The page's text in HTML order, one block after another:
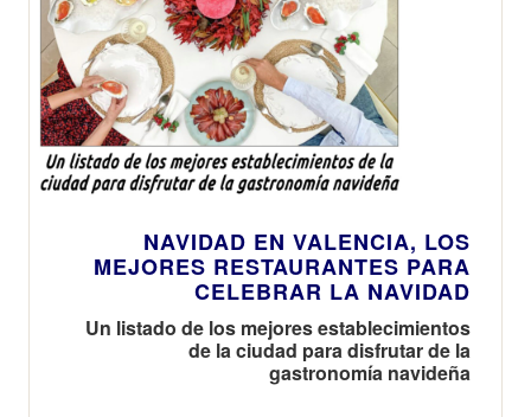
NAVIDAD EN VALENCIA, LOS
MEJORES RESTAURANTES PARA
CELEBRAR LA NAVIDAD
Un listado de los mejores establecimientos
de la ciudad para disfrutar de la
gastronomía navideña